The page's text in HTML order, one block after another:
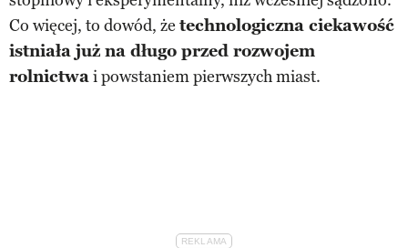
Co więcej, to dowód, że technologiczna ciekawość
istniała już na długo przed rozwojem
rolnictwai powstaniem pierwszych miast.